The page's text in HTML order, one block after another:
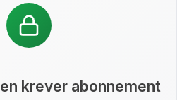
krever abonnement